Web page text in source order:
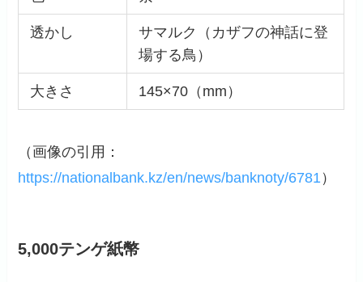
透かし
サマルク（カザフの神話に登
場する鳥）
大きさ 145×70（mm）
（画像の引用：
https://nationalbank.kz/en/news/banknoty/6781）
5,000テンゲ紙幣